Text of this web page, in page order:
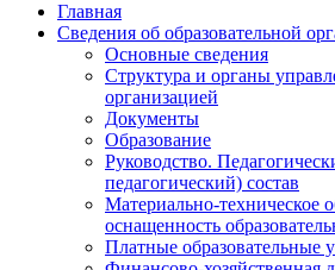
Главная
Сведения об образовательной
Основные сведения
Структура и органы
организацией
Документы
Образование
Руководство.
педагогический) состав
Материально-техническое
оснащенность
Платные образовательные